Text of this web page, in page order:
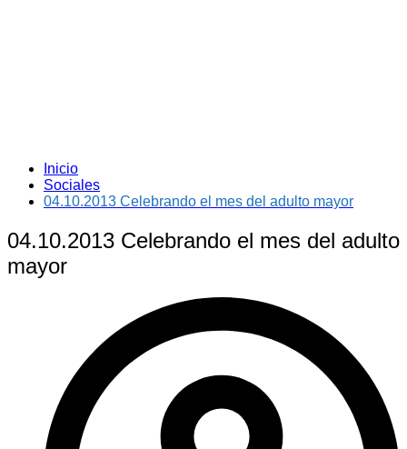
Inicio
Sociales
04.10.2013 Celebrando el mes del adulto mayor
04.10.2013 Celebrando el mes del adulto
mayor